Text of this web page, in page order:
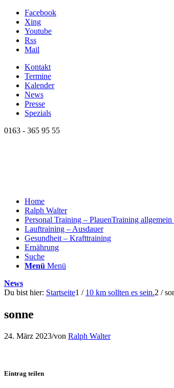
Facebook
Xing
Youtube
Rss
Mail
Kontakt
Termine
Kalender
News
Presse
Spezials
0163 - 365 95 55
Home
Ralph Walter
Personal Training – PlauenTraining
Lauftraining – Ausdauer
Gesundheit – Krafttraining
Ernährung
Suche
Menü Menü
News
Du bist hier: Startseite1 / 10 km sollten es sein.2 /
sonne
24. März 2023/von Ralph Walter
Eintrag teilen